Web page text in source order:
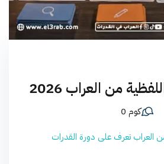
من العراب 2026
كوم 0
العراب تعرف على دورة القدرات